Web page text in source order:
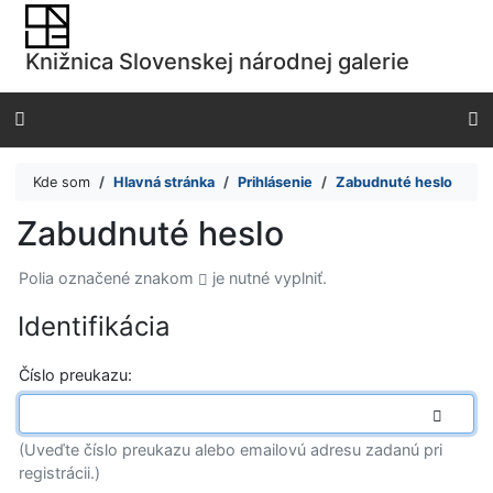
Prejsť na obsah
Prejsť na menu
Prehlásenie o webovej prístupnosti
Knižnica Slovenskej národnej galerie
Kde som Hlavná stránka Prihlásenie Zabudnuté heslo
Zabudnuté heslo
Polia označené znakom je nutné vyplniť.
Identifikácia
Číslo preukazu:
(Uveďte číslo preukazu alebo emailovú adresu zadanú pri
registrácii.)